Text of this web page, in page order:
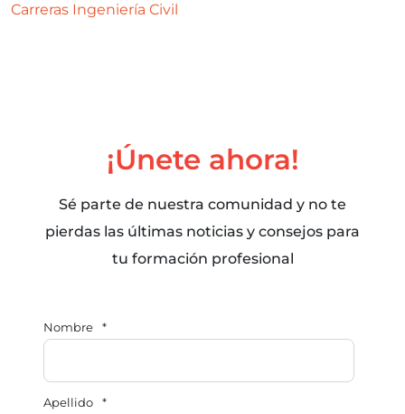
Carreras Ingeniería Civil
¡Únete ahora!
Sé parte de nuestra comunidad y no te
pierdas las últimas noticias y consejos para
tu formación profesional
Nombre *
Apellido *